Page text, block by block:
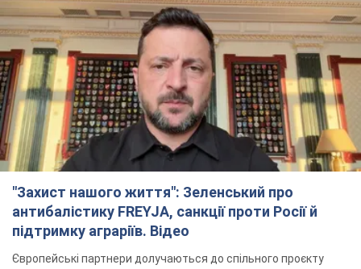
"Захист нашого життя": Зеленський про
антибалістику FREYJA, санкції проти Росії й
підтримку аграріїв. Відео
Європейські партнери долучаються до спільного проєкту